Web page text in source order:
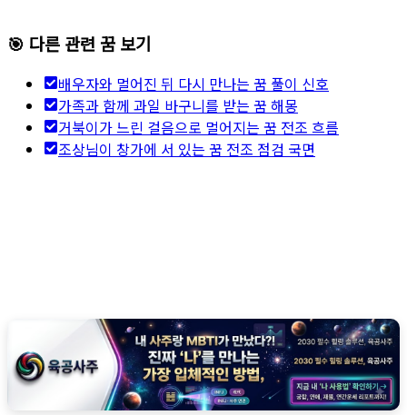
🎯 다른 관련 꿈 보기
배우자와 멀어진 뒤 다시 만나는 꿈 풀이 신호
가족과 함께 과일 바구니를 받는 꿈 해몽
거북이가 느린 걸음으로 멀어지는 꿈 전조 흐름
조상님이 창가에 서 있는 꿈 전조 점검 국면